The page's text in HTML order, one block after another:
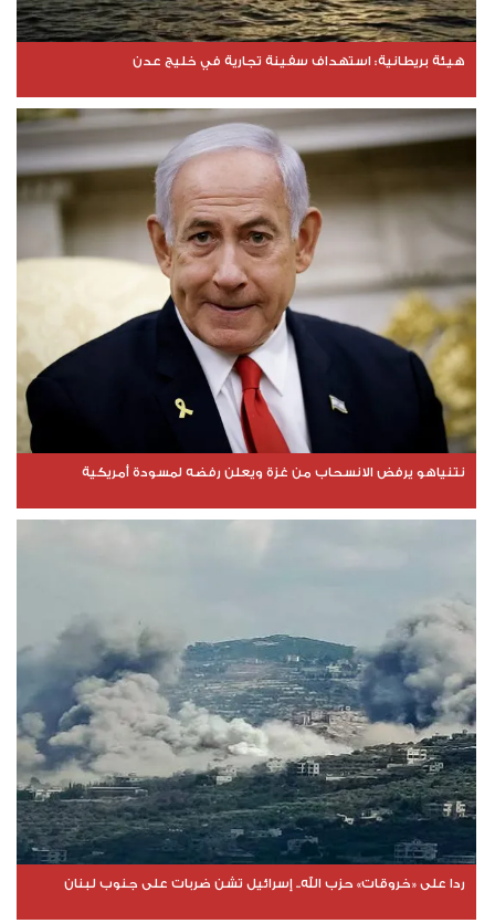
هيئة بريطانية: استهداف سفينة تجارية في خليج عدن
نتنياهو يرفض الانسحاب من غزة ويعلن رفضه لمسودة أمريكية
ردا على «خروقات» حزب الله.. إسرائيل تشن ضربات على جنوب لبنان